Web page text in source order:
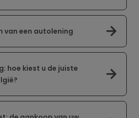
van een autolening
hoe kiest u de juiste